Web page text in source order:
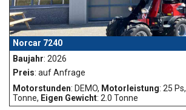
Norcar 7240
Baujahr: 2026
Preis: auf Anfrage
Motorstunden: DEMO, Motorleistung: 25 Ps,
Tonne, Eigen Gewicht: 2.0 Tonne